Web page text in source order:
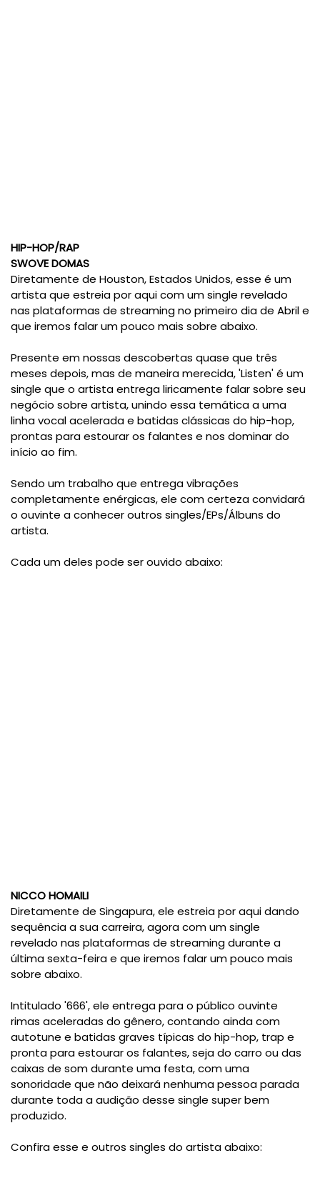
HIP-HOP/RAP
SWOVE DOMAS
Diretamente de Houston, Estados Unidos, esse é um
artista que estreia por aqui com um single revelado
nas plataformas de streaming no primeiro dia de Abril e
que iremos falar um pouco mais sobre abaixo.
Presente em nossas descobertas quase que três
meses depois, mas de maneira merecida, 'Listen' é um
single que o artista entrega liricamente falar sobre seu
negócio sobre artista, unindo essa temática a uma
linha vocal acelerada e batidas clássicas do hip-hop,
prontas para estourar os falantes e nos dominar do
início ao fim.
Sendo um trabalho que entrega vibrações
completamente enérgicas, ele com certeza convidará
o ouvinte a conhecer outros singles/EPs/Álbuns do
artista.
Cada um deles pode ser ouvido abaixo:
NICCO HOMAILI
Diretamente de Singapura, ele estreia por aqui dando
sequência a sua carreira, agora com um single
revelado nas plataformas de streaming durante a
última sexta-feira e que iremos falar um pouco mais
sobre abaixo.
Intitulado '666', ele entrega para o público ouvinte
rimas aceleradas do gênero, contando ainda com
autotune e batidas graves típicas do hip-hop, trap e
pronta para estourar os falantes, seja do carro ou das
caixas de som durante uma festa, com uma
sonoridade que não deixará nenhuma pessoa parada
durante toda a audição desse single super bem
produzido.
Confira esse e outros singles do artista abaixo: